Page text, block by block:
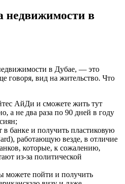
недвижимости в
в Дубае, — это
говоря, вид на жительство. Что
АйДи и сможете жить тут
а не два раза по 90 дней в году
в банке и получить пластиковую
работающую везде, в отличие
которые, к сожалению,
из-за политической
можете пойти и получить